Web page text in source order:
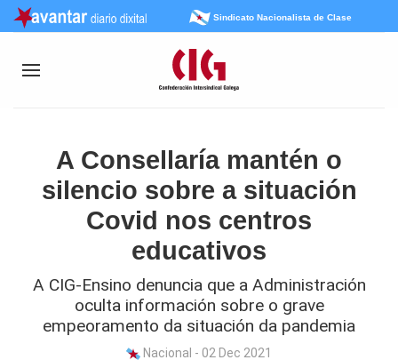
Sindicato Nacionalista de Clase
A Consellaría mantén o
silencio sobre a situación
Covid nos centros
educativos
A CIG-Ensino denuncia que a Administración
oculta información sobre o grave
empeoramento da situación da pandemia
Nacional - 02 Dec 2021